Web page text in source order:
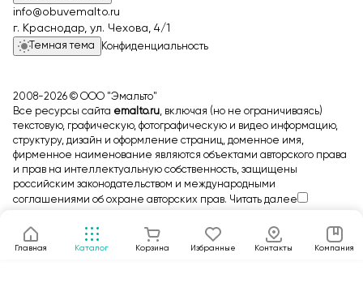
Главная Каталог Корзина Избранные Контакты Компания
info@obuvemalto.ru
г. Краснодар, ул. Чехова, 4/1
Темная тема Конфиденциальность
2008-2026 © ООО "Эмальто"
Все ресурсы сайта emalto.ru, включая (но не ограничиваясь)
текстовую, графическую, фотографическую и видео информацию,
структуру, дизайн и оформление страниц, доменное имя,
фирменное наименование являются объектами авторского права
и прав на интеллектуальную собственность, защищены
российским законодательством и международными
соглашениями об охране авторских прав. Читать далее